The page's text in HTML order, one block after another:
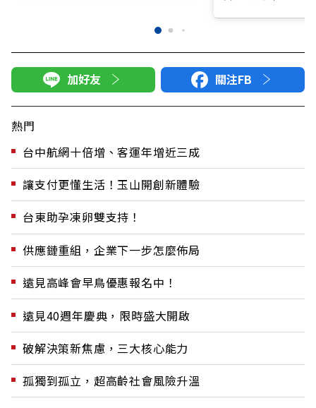
加好友 關注FB
熱門
台中航網十倍增、客運年增近三成
讓支付更懂生活！玉山開創新體驗
台東助孕凍卵雙支持！
供應鏈重組，企業下一步怎麼佈局
遠見高峰會早鳥優惠報名中！
遠見40週年慶典，限時盛大開啟
破解決策新焦慮，三大核心能力
孤獨到孤立，超高齡社會風險升溫